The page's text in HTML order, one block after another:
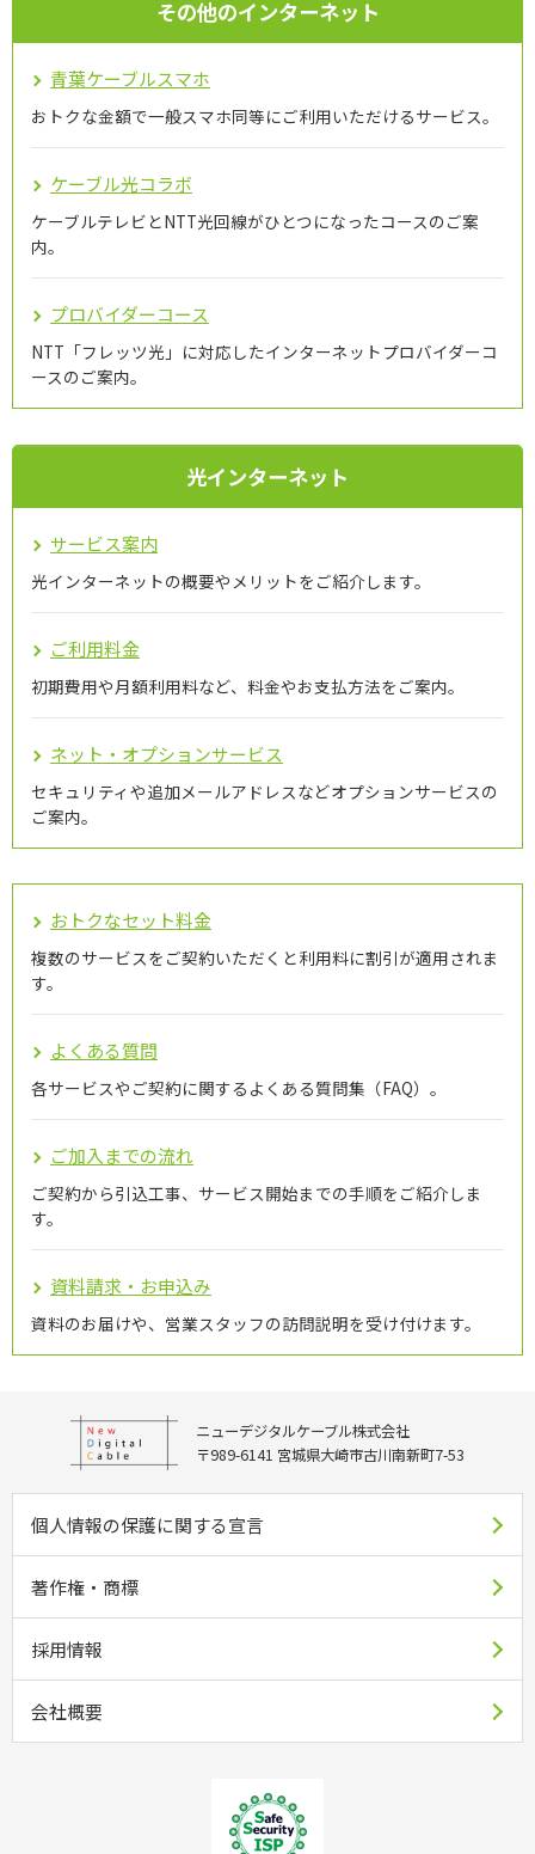
その他のインターネット
青葉ケーブルスマホ
おトクな金額で一般スマホ同等にご利用いただけるサービス。
ケーブル光コラボ
ケーブルテレビとNTT光回線がひとつになったコースのご案
内。
プロバイダーコース
NTT「フレッツ光」に対応したインターネットプロバイダーコ
ースのご案内。
光インターネット
サービス案内
光インターネットの概要やメリットをご紹介します。
ご利用料金
初期費用や月額利用料など、料金やお支払方法をご案内。
ネット・オプションサービス
セキュリティや追加メールアドレスなどオプションサービスの
ご案内。
おトクなセット料金
複数のサービスをご契約いただくと利用料に割引が適用されま
す。
よくある質問
各サービスやご契約に関するよくある質問集（FAQ）。
ご加入までの流れ
ご契約から引込工事、サービス開始までの手順をご紹介しま
す。
資料請求・お申込み
資料のお届けや、営業スタッフの訪問説明を受け付けます。
ニューデジタルケーブル株式会社
〒989-6141 宮城県大崎市古川南新町7-53
個人情報の保護に関する宣言
著作権・商標
採用情報
会社概要